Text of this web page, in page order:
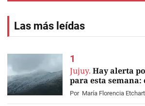
Las más leídas
Jujuy. Hay alerta
para esta semana:
Por María Florencia Etchart